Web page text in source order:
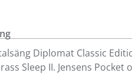
Diplomat Classic
Sleep II. Jensens Pocket